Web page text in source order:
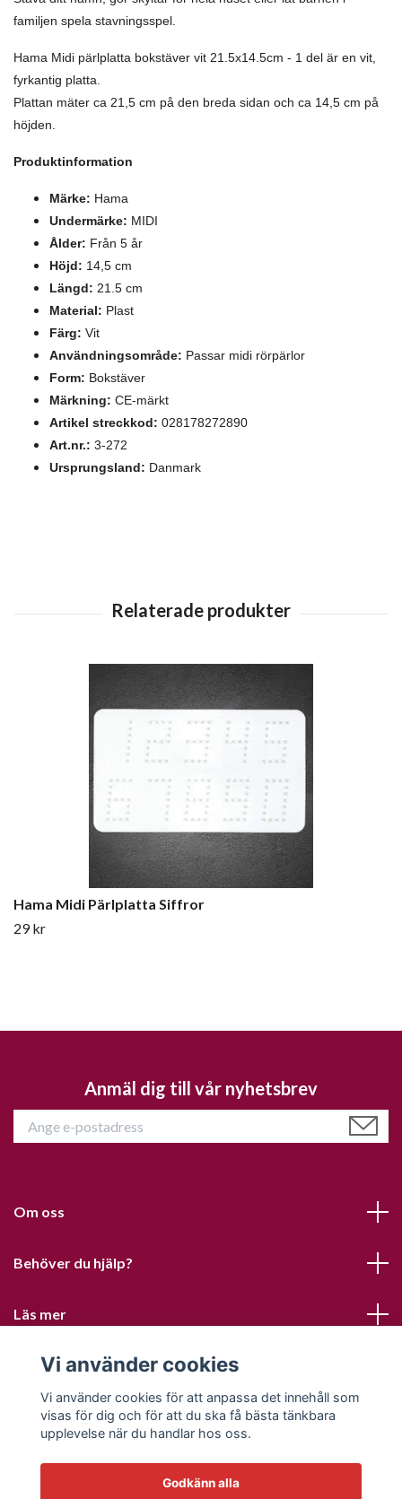
familjen spela stavningsspel.
Hama Midi pärlplatta bokstäver vit 21.5x14.5cm - 1 del är en vit,
fyrkantig platta.
Plattan mäter ca 21,5 cm på den breda sidan och ca 14,5 cm på
höjden.
Produktinformation
Märke: Hama
Undermärke: MIDI
Ålder: Från 5 år
Höjd: 14,5 cm
Längd: 21.5 cm
Material: Plast
Färg: Vit
Användningsområde: Passar midi rörpärlor
Form: Bokstäver
Märkning: CE-märkt
Artikel streckkod: 028178272890
Art.nr.: 3-272
Ursprungsland: Danmark
Hama Midi Pärlplatta Siffror
29 kr
Anmäl dig till vår nyhetsbrev
Om oss
Behöver du hjälp?
Läs mer
Sociala medier
Vi använder cookies
Vi använder cookies för att anpassa det innehåll som
visas för dig och för att du ska få bästa tänkbara
upplevelse när du handlar hos oss.
Godkänn alla